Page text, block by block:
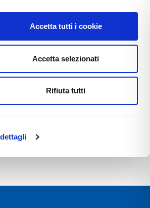
Accetta tutti i cookie
Accetta selezionati
Rifiuta tutti